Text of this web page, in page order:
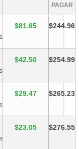
PAGAR
$81.65 $244.96
$42.50 $254.99
$29.47 $265.23
$23.05 $276.55